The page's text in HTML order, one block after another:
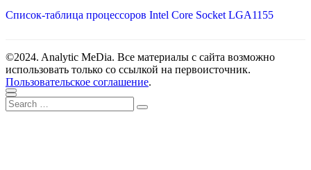
Список-таблица процессоров Intel Core Socket LGA1155
©2024. Analytic MeDia. Все материалы с сайта возможно
использовать только со ссылкой на первоисточник.
Пользовательское соглашение.
Scroll
to
Close
Search
for:
Search